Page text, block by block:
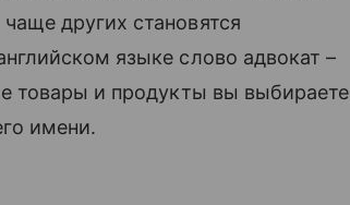
других становятся
языке слово адвокат –
товары и продукты вы выбираете
имени.